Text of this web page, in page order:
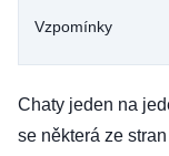
Vzpomínky
Chaty jeden na
se některá ze